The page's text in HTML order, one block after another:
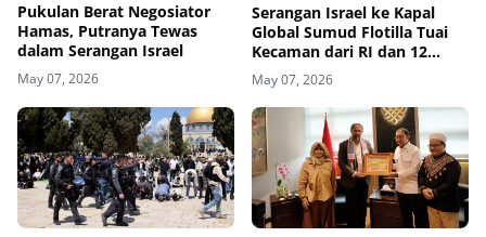
Pukulan Berat Negosiator
Hamas, Putranya Tewas
dalam Serangan Israel
May 07, 2026
Serangan Israel ke Kapal
Global Sumud Flotilla Tuai
Kecaman dari RI dan 12
Negara
May 07, 2026